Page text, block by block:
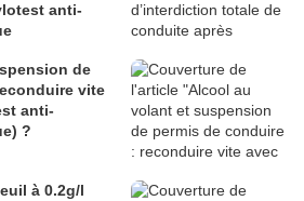
anti-
de
vite
anti-
?
à 0.2g/l